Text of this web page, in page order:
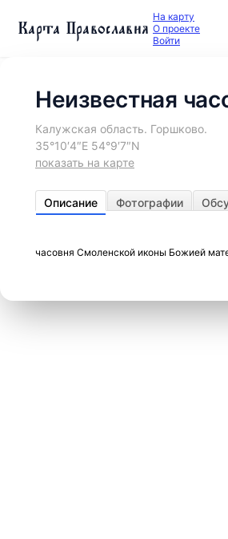
Карта Православия На карту
О проекте
Войти
Неизвестная
Калужская область. Горшково.
35°10′4″E 54°9′7″N
показать на карте
Описание Фотографии
часовня Смоленской иконы Божией